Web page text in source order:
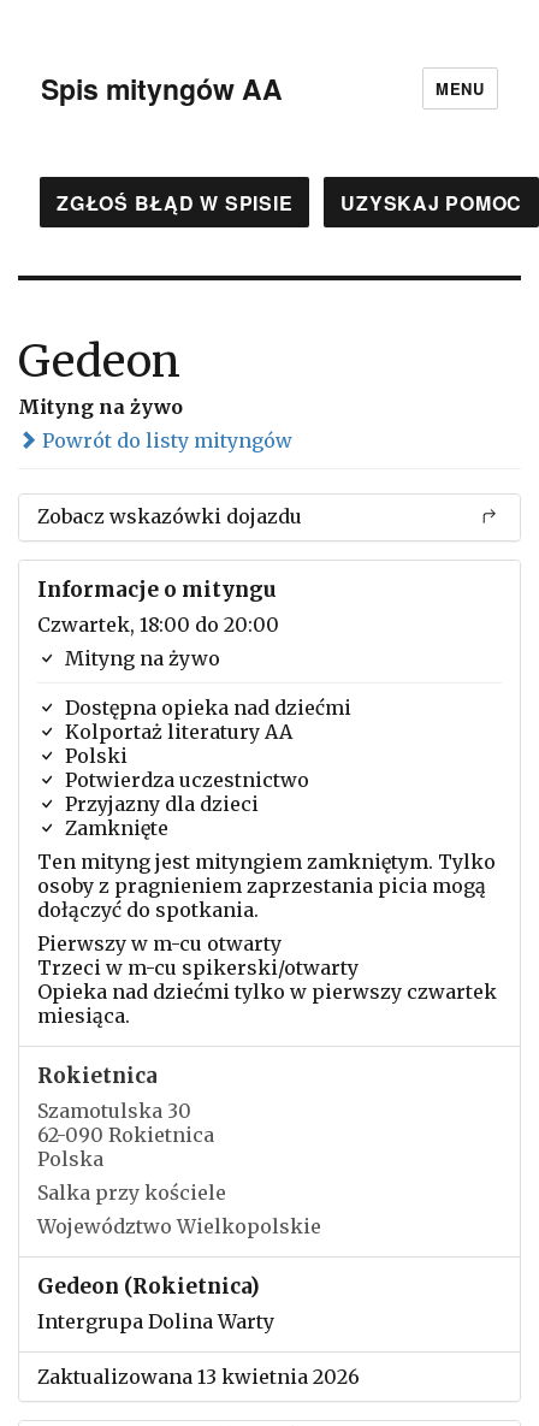
Spis mityngów AA MENU
ZGŁOŚ BŁĄD W SPISIE UZYSKAJ POMOC
Gedeon
Mityng na żywo
Powrót do listy mityngów
Zobacz wskazówki dojazdu
Informacje o mityngu
Czwartek, 18:00 do 20:00
Mityng na żywo
Dostępna opieka nad dziećmi
Kolportaż literatury AA
Polski
Potwierdza uczestnictwo
Przyjazny dla dzieci
Zamknięte
Ten mityng jest mityngiem zamkniętym. Tylko
osoby z pragnieniem zaprzestania picia mogą
dołączyć do spotkania.
Pierwszy w m-cu otwarty
Trzeci w m-cu spikerski/otwarty
Opieka nad dziećmi tylko w pierwszy czwartek
miesiąca.
Rokietnica
Szamotulska 30
62-090 Rokietnica
Polska
Salka przy kościele
Województwo Wielkopolskie
Gedeon (Rokietnica)
Intergrupa Dolina Warty
Zaktualizowana 13 kwietnia 2026